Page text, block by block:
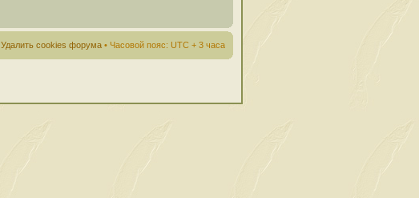
Удалить cookies форума • Часовой пояс: UTC + 3 часа